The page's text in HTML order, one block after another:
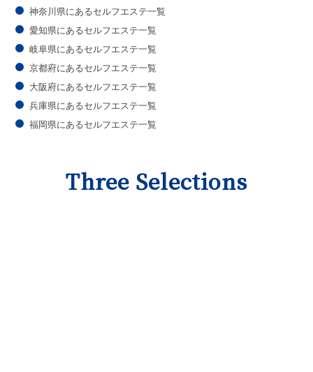
神奈川県にあるセルフエステ一覧
愛知県にあるセルフエステ一覧
岐阜県にあるセルフエステ一覧
京都府にあるセルフエステ一覧
大阪府にあるセルフエステ一覧
兵庫県にあるセルフエステ一覧
福岡県にあるセルフエステ一覧
Three Selections